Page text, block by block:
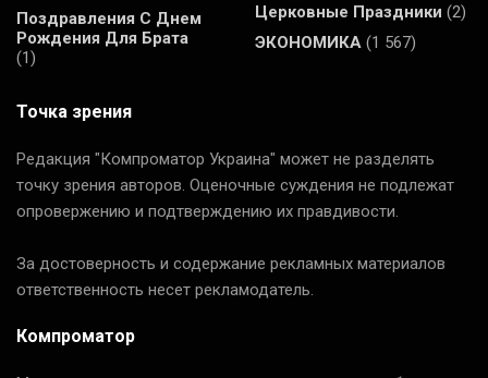
Поздравления С Днем
Рождения Для Брата
(1)
Церковные Праздники (2)
ЭКОНОМИКА (1 567)
Точка зрения
Редакция "Компроматор Украина" может не разделять
точку зрения авторов. Оценочные суждения не подлежат
опровержению и подтверждению их правдивости.
За достоверность и содержание рекламных материалов
ответственность несет рекламодатель.
Компроматор